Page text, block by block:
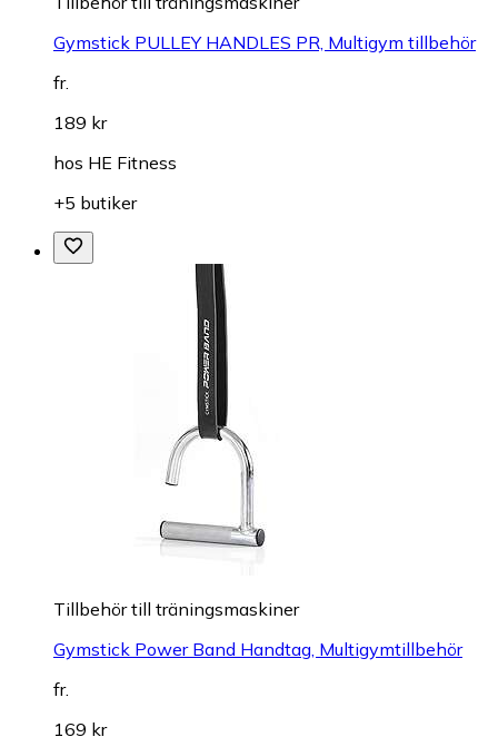
Gymstick PULLEY HANDLES PR, Multigym tillbehör
fr.
189 kr
hos HE Fitness
+5 butiker
Tillbehör till träningsmaskiner
Gymstick Power Band Handtag, Multigymtillbehör
fr.
169 kr